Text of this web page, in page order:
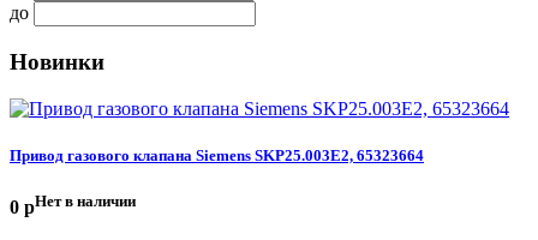
до
Новинки
Привод газового клапана Siemens SKP25.003E2, 65323664
0 pНет в наличии